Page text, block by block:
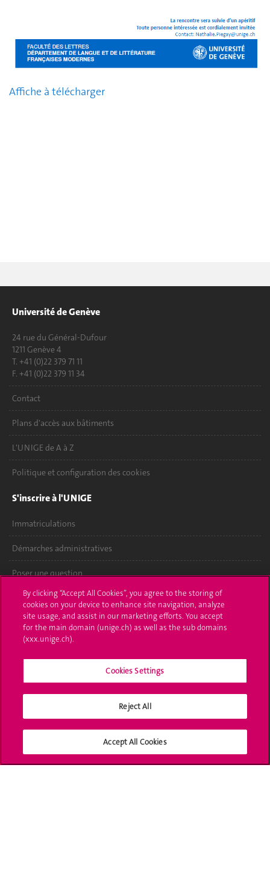
Affiche à télécharger
Université de Genève
24 rue du Général-Dufour
1211 Genève 4
T. +41 (0)22 379 71 11
F. +41 (0)22 379 11 34
Contact
Plans d'accès aux bâtiments
L'UNIGE de A à Z
Politique et configuration des cookies
S'inscrire à l'UNIGE
Immatriculations
Démarches administratives
Poser une question
L'UNIGE vous informe
UNIGE Mobile
Bibliothèque
Médias sociaux UNIGE
By clicking “Accept All Cookies”, you agree to the storing of
cookies on your device to enhance site navigation, analyze
site usage, and assist in our marketing efforts. You accept
for the main domain (unige.ch) as well as the sub domains
(xxx.unige.ch).
Cookies Settings
Reject All
Accept All Cookies